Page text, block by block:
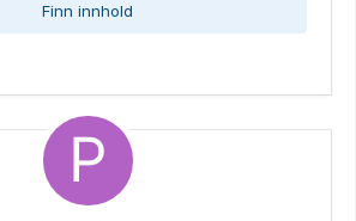
Finn innhold